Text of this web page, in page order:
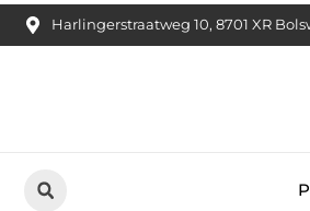
Harlingerstraatweg 10, 8701 XR